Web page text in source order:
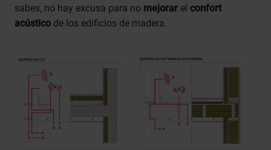
sabes, no hay excusa para no mejorar el confort
acústico de los edificios de madera.